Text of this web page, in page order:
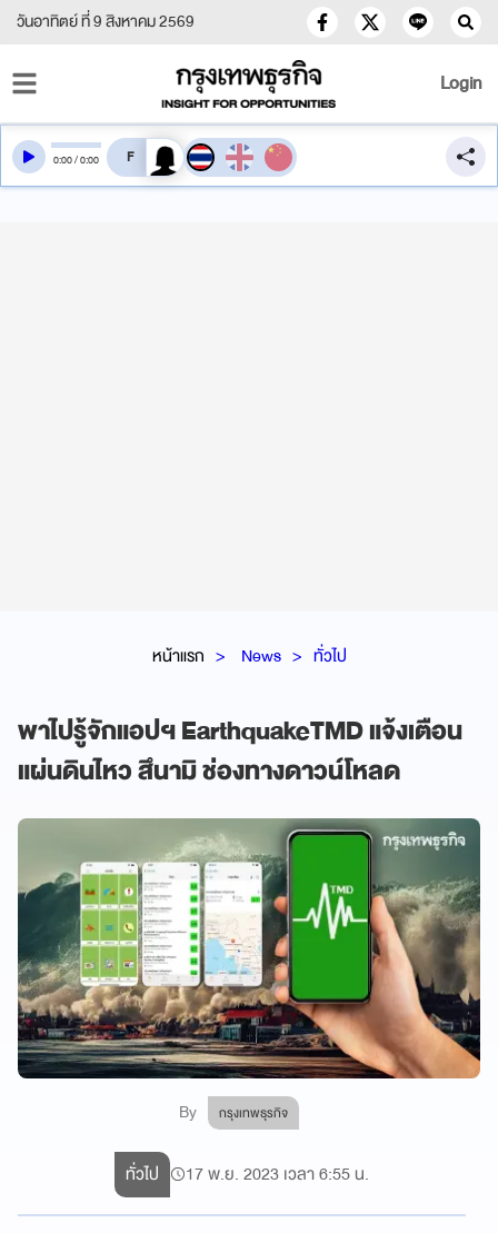
วันอาทิตย์ ที่ 9 สิงหาคม 2569
Login
หน้าแรก News ทั่วไป
พาไปรู้จักแอปฯ EarthquakeTMD แจ้งเตือน
แผ่นดินไหว สึนามิ ช่องทางดาวน์โหลด
By กรุงเทพธุรกิจ
0:00/0:00 สลับเสียงอ่าน
ทั่วไป 17 พ.ย. 2023 เวลา 6:55 น.